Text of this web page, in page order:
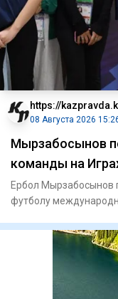
https://
08 Августа 2026
Мырзабосынов
команды на
Ербол Мырзабосынов
футболу